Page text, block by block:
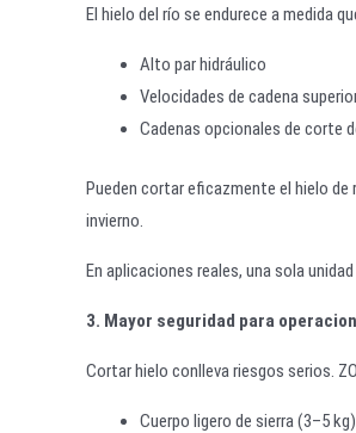
El hielo del río se endurece a medida
Alto par hidráulico
Velocidades de cadena
Cadenas opcionales de corte
Pueden cortar eficazmente el hielo de
invierno.
En aplicaciones reales, una sola
3. Mayor seguridad para
Cortar hielo conlleva riesgos serios.
Cuerpo ligero de sierra (3–5 kg)